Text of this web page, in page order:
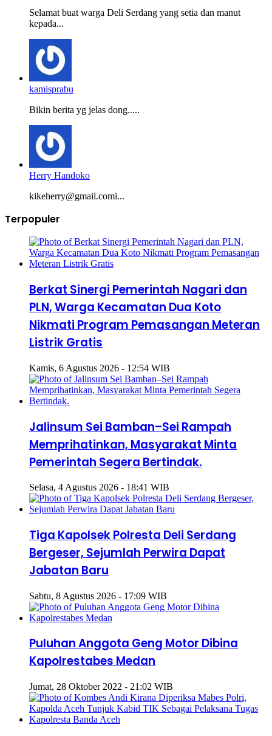
Selamat buat warga Deli Serdang yang setia dan manut
kepada...
kamisprabu
Bikin berita yg jelas dong.....
Herry Handoko
kikeherry@gmail.comi...
Terpopuler
Berkat Sinergi Pemerintah Nagari dan
PLN, Warga Kecamatan Dua Koto
Nikmati Program Pemasangan Meteran
Listrik Gratis
Kamis, 6 Agustus 2026 - 12:54 WIB
Jalinsum Sei Bamban–Sei Rampah
Memprihatinkan, Masyarakat Minta
Pemerintah Segera Bertindak.
Selasa, 4 Agustus 2026 - 18:41 WIB
Tiga Kapolsek Polresta Deli Serdang
Bergeser, Sejumlah Perwira Dapat
Jabatan Baru
Sabtu, 8 Agustus 2026 - 17:09 WIB
Puluhan Anggota Geng Motor Dibina
Kapolrestabes Medan
Jumat, 28 Oktober 2022 - 21:02 WIB